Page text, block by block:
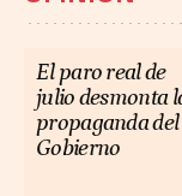
El paro real de
julio desmonta
propaganda del
Gobierno